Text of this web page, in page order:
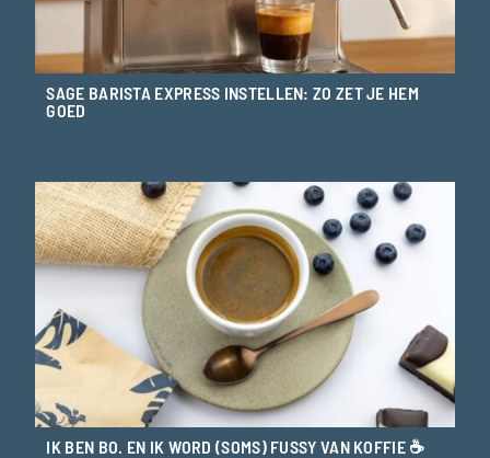
SAGE BARISTA EXPRESS INSTELLEN: ZO ZET JE HEM
GOED
IK BEN BO. EN IK WORD (SOMS) FUSSY VAN KOFFIE ☕